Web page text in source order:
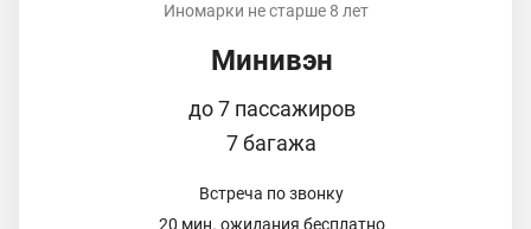
Иномарки не старше 8 лет
Минивэн
до 7 пассажиров
7 багажа
Встреча по звонку
20 мин. ожидания бесплатно